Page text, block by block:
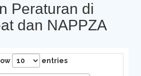
Peraturan di
dan NAPPZA
entries